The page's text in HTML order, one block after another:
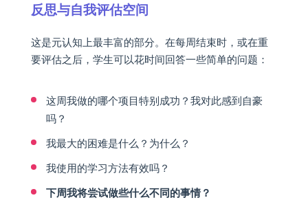
反思与自我评估空间
这是元认知上最丰富的部分。在每周结束时，或在重
要评估之后，学生可以花时间回答一些简单的问题：
这周我做的哪个项目特别成功？我对此感到自豪
吗？
我最大的困难是什么？为什么？
我使用的学习方法有效吗？
下周我将尝试做些什么不同的事情？